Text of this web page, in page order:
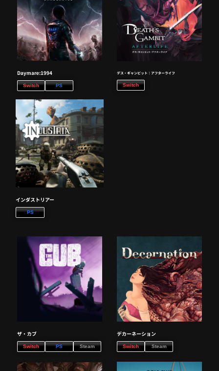
Daymare:1994
Switch PS
デス・ギャンビット：アフターライフ
Switch
インダストリアー
PS
ザ・カブ
Switch PS Steam
デカーネーション
Switch Steam